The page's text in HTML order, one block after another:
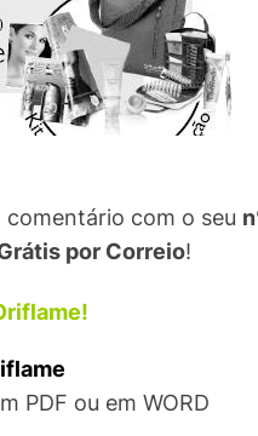
com o seu
por Correio!
PDF ou em WORD